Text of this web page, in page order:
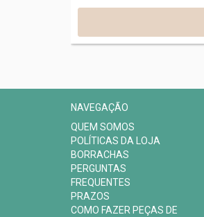
NAVEGAÇÃO
QUEM SOMOS
POLÍTICAS DA LOJA
BORRACHAS
PERGUNTAS
FREQUENTES
PRAZOS
COMO FAZER PEÇAS DE